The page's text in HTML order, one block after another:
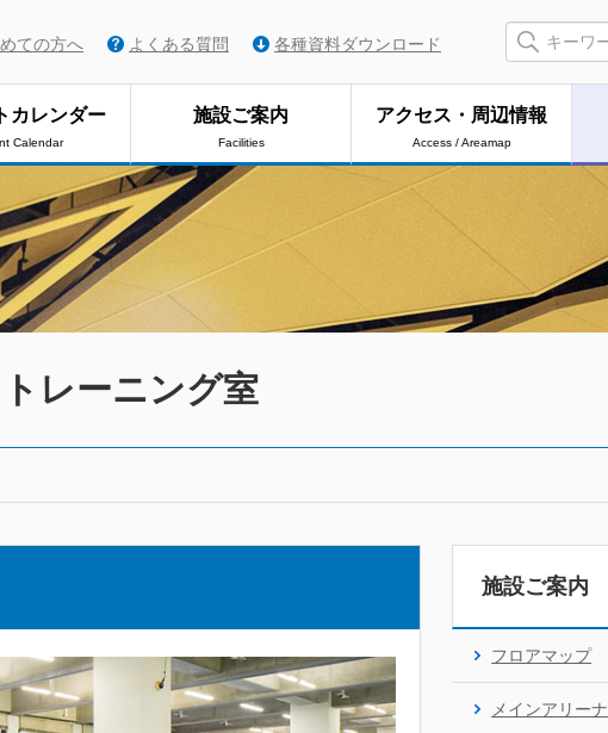
ての方へ よくある質問 各種資料ダウンロード
カレンダー
Calendar
施設ご案内
Facilities
アクセス・周辺情報
Access / Areamap
トレーニング室
施設ご案内
フロアマップ
メインアリーナ